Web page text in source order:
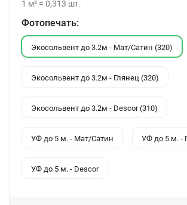
1 м² = 0,313 шт.
Фотопечать:
Экосольвент до 3.2м - Мат/Сатин (320)
Экосольвент до 3.2м - Глянец (320)
Экосольвент до 3.2м - Descor (310)
УФ до 5 м. - Мат/Сатин УФ до 5 м. -
УФ до 5 м. - Descor